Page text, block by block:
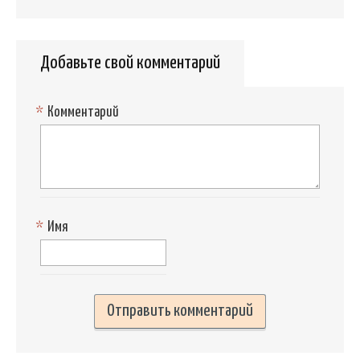
Добавьте свой комментарий
Комментарий
*
Имя
*